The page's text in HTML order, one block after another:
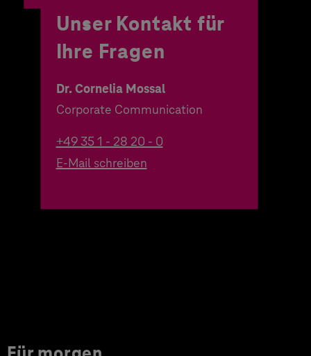
Unser Kontakt für
Ihre Fragen
Dr. Cornelia Mossal
Corporate Communication
+49 35 1 - 28 20 - 0
E-Mail schreiben